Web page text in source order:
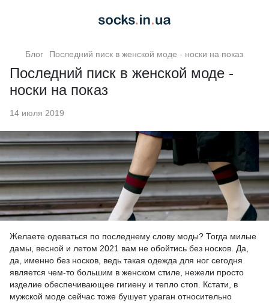
Блог Последний писк в женской моде - носки на показ
Последний писк в женской моде -
носки на показ
14 июля 2019
Желаете одеваться по последнему слову моды? Тогда милые
дамы, весной и летом 2021 вам не обойтись без носков. Да,
да, именно без носков, ведь такая одежда для ног сегодня
является чем-то большим в женском стиле, нежели просто
изделие обеспечивающее гигиену и тепло стоп. Кстати, в
мужской моде сейчас тоже бушует ураган относительно